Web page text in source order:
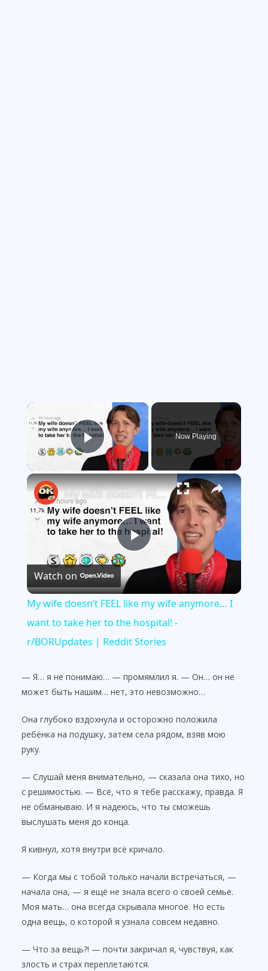
×
Play Video
Now Playing
×
P
a
V
i
e
My wife doesn’t FEEL like my wife anymore… I want to take her to the hospital! - r/BORUpdates | Reddit Stories
Watch on
My wife doesn’t FEEL like my wife anymore… I
want to take her to the hospital! -
r/BORUpdates | Reddit Stories
— Я… я не понимаю… — промямлил я. — Он… он не
может быть нашим… нет, это невозможно…
Она глубоко вздохнула и осторожно положила
ребёнка на подушку, затем села рядом, взяв мою
руку.
— Слушай меня внимательно, — сказала она тихо, но
с решимостью. — Всё, что я тебе расскажу, правда. Я
не обманываю. И я надеюсь, что ты сможешь
выслушать меня до конца.
Я кивнул, хотя внутри всё кричало.
— Когда мы с тобой только начали встречаться, —
начала она, — я ещё не знала всего о своей семье.
Моя мать… она всегда скрывала многое. Но есть
одна вещь, о которой я узнала совсем недавно.
— Что за вещь?! — почти закричал я, чувствуя, как
злость и страх переплетаются.